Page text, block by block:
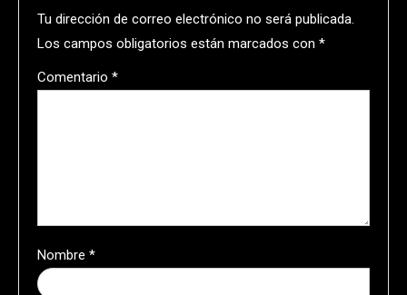
Tu dirección de correo electrónico no será publicada.
Los campos obligatorios están marcados con *
Comentario *
Nombre *